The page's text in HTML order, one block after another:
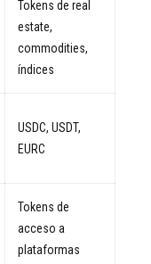
Tokens de real
estate,
commodities,
índices
USDC, USDT,
EURC
Tokens de
acceso a
plataformas